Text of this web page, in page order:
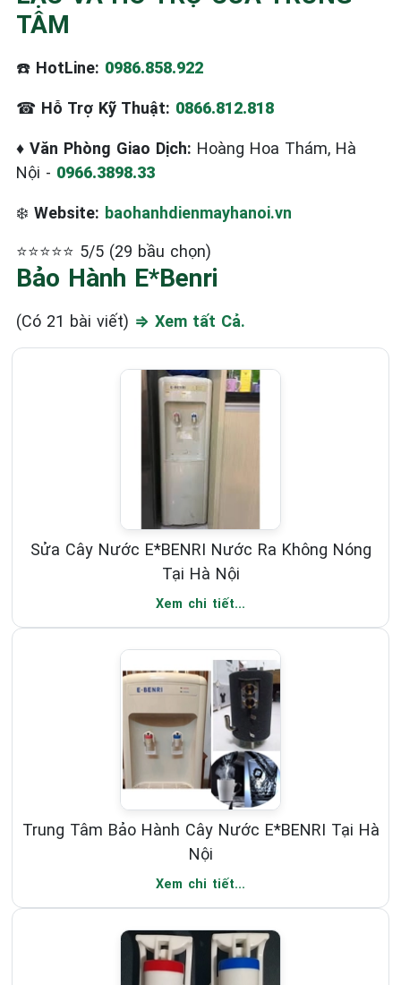
TÂM
☎️ HotLine: 0986.858.922
☎ Hỗ Trợ Kỹ Thuật: 0866.812.818
♦ Văn Phòng Giao Dịch: Hoàng Hoa Thám, Hà
Nội - 0966.3898.33
❄️ Website: baohanhdienmayhanoi.vn
⭐⭐⭐⭐⭐ 5/5 (29 bầu chọn)
Bảo Hành E*benri
(Có 21 bài viết) ⇒ Xem tất Cả.
Sửa Cây Nước E*BENRI Nước Ra Không Nóng
Tại Hà Nội
Xem chi tiết...
Trung Tâm Bảo Hành Cây Nước E*BENRI Tại Hà
Nội
Xem chi tiết...